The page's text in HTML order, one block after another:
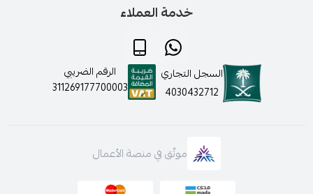
خدمة العملاء
السجل التجاري
4030432712
الرقم الضريبي
311269177700003
موثّق في منصة الأعمال